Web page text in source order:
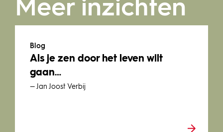
Meer inzichten
Blog
Als je zen door het leven wilt
gaan…
— Jan Joost Verbij